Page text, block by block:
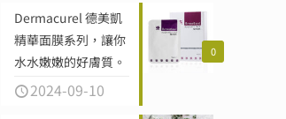
0
Dermacurel 德美凱
精華面膜系列，讓你
水水嫩嫩的好膚質。
2024-09-10